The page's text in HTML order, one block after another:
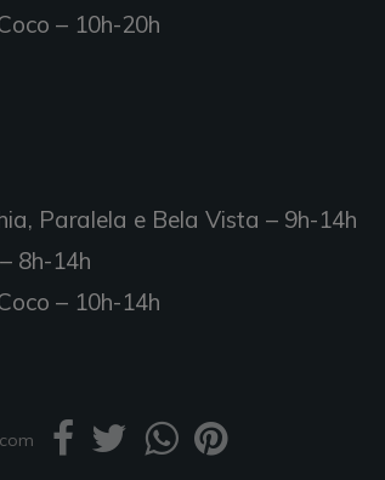
– 10h-20h
Paralela e Bela Vista – 9h-14h
8h-14h
– 10h-14h